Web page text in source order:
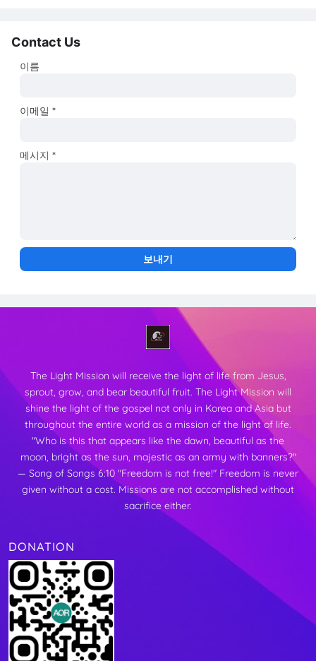
Contact Us
이름
이메일*
메시지*
The Light Mission will receive the light of life from Jesus,
sprout, grow, and bear beautiful fruit. The Light Mission will
shine the light of the gospel not only in Korea and Asia but
throughout the entire world as a mission of the light of life.
"Who is this that appears like the dawn, beautiful as the
moon, bright as the sun, majestic as an army with banners?"
— Song of Songs 6:10 "Freedom is not free!" Freedom is never
given without a cost. Missions are not accomplished without
sacrifice either.
DONATION